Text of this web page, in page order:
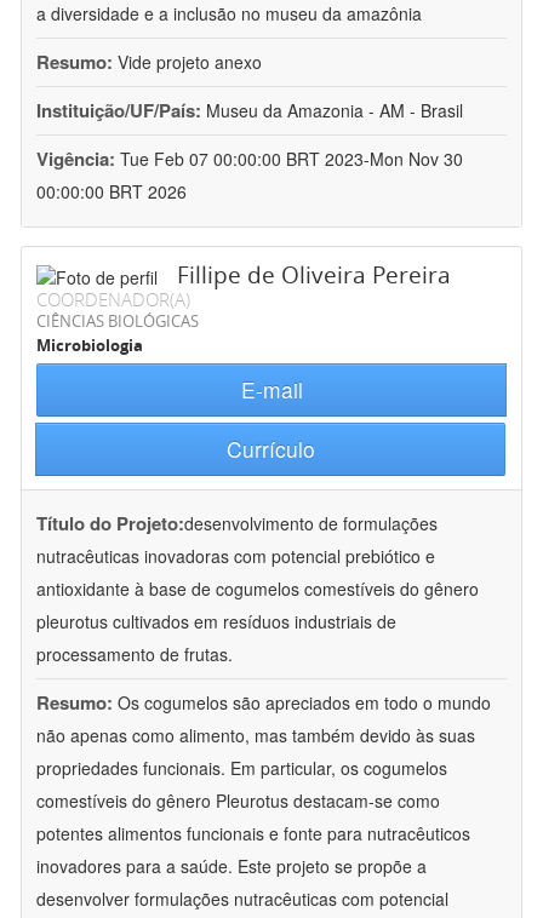
a diversidade e a inclusão no museu da amazônia
Resumo: Vide projeto anexo
Instituição/UF/País: Museu da Amazonia - AM - Brasil
Vigência: Tue Feb 07 00:00:00 BRT 2023-Mon Nov 30
00:00:00 BRT 2026
Fillipe de Oliveira Pereira
COORDENADOR(A)
CIÊNCIAS BIOLÓGICAS
Microbiologia
E-mail
Currículo
Título do Projeto:desenvolvimento de formulações
nutracêuticas inovadoras com potencial prebiótico e
antioxidante à base de cogumelos comestíveis do gênero
pleurotus cultivados em resíduos industriais de
processamento de frutas.
Resumo: Os cogumelos são apreciados em todo o mundo
não apenas como alimento, mas também devido às suas
propriedades funcionais. Em particular, os cogumelos
comestíveis do gênero Pleurotus destacam-se como
potentes alimentos funcionais e fonte para nutracêuticos
inovadores para a saúde. Este projeto se propõe a
desenvolver formulações nutracêuticas com potencial